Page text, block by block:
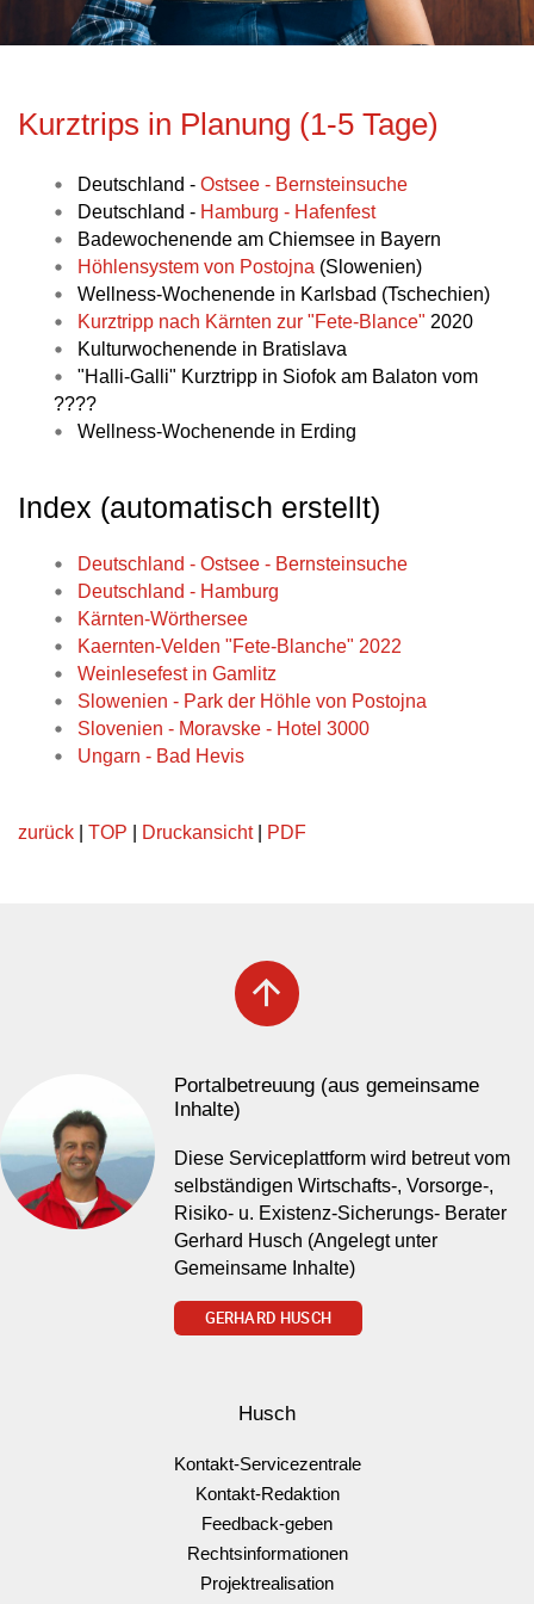
Kurztrips in Planung (1-5 Tage)
Deutschland - Ostsee - Bernsteinsuche
Deutschland - Hamburg - Hafenfest
Badewochenende am Chiemsee in Bayern
Höhlensystem von Postojna (Slowenien)
Wellness-Wochenende in Karlsbad (Tschechien)
Kurztripp nach Kärnten zur "Fete-Blance" 2020
Kulturwochenende in Bratislava
"Halli-Galli" Kurztripp in Siofok am Balaton vom
????
Wellness-Wochenende in Erding
Index (automatisch erstellt)
Deutschland - Ostsee - Bernsteinsuche
Deutschland - Hamburg
Kärnten-Wörthersee
Kaernten-Velden "Fete-Blanche" 2022
Weinlesefest in Gamlitz
Slowenien - Park der Höhle von Postojna
Slovenien - Moravske - Hotel 3000
Ungarn - Bad Hevis
zurück TOP Druckansicht| PDF
arrow_upward
Portalbetreuung (aus gemeinsame
Inhalte)
Diese Serviceplattform wird betreut vom
selbständigen Wirtschafts-, Vorsorge-,
Risiko- u. Existenz-Sicherungs- Berater
Gerhard Husch (Angelegt unter
Gemeinsame Inhalte)
GERHARD HUSCH
Husch
Kontakt-Servicezentrale
Kontakt-Redaktion
Feedback-geben
Rechtsinformationen
Projektrealisation